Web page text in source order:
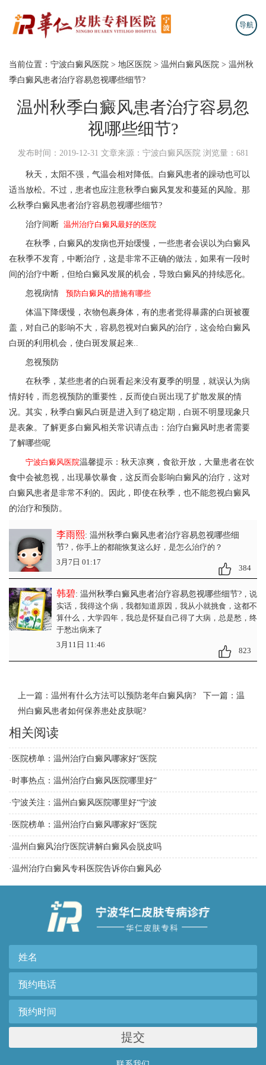
导航
当前位置： 宁波白癜风医院 > 地区医院 > 温州白癜风医院 > 温州秋
季白癜风患者治疗容易忽视哪些细节?
温州秋季白癜风患者治疗容易忽
视哪些细节?
发布时间：2019-12-31 文章来源：宁波白癜风医院 浏览量：681
秋天，太阳不强，气温会相对降低。白癜风患者的躁动也可以
适当放松。不过，患者也应注意秋季白癜风复发和蔓延的风险。那
么秋季白癜风患者治疗容易忽视哪些细节?
治疗间断 温州治疗白癜风最好的医院
在秋季，白癜风的发病也开始缓慢，一些患者会误以为白癜风
在秋季不发育，中断治疗，这是非常不正确的做法，如果有一段时
间的治疗中断，但给白癜风发展的机会，导致白癜风的持续恶化。
忽视病情 预防白癜风的措施有哪些
体温下降缓慢，衣物包裹身体，有的患者觉得暴露的白斑被覆
盖，对自己的影响不大，容易忽视对白癜风的治疗，这会给白癜风
白斑的利用机会，使白斑发展起来..
忽视预防
在秋季，某些患者的白斑看起来没有夏季的明显，就误认为病
情好转，而忽视预防的重要性，反而使白斑出现了扩散发展的情
况。其实，秋季白癜风白斑是进入到了稳定期，白斑不明显现象只
是表象。了解更多白癜风相关常识请点击：治疗白癜风时患者需要
了解哪些呢
宁波白癜风医院温馨提示：秋天凉爽，食欲开放，大量患者在饮
食中会被忽视，出现暴饮暴食，这反而会影响白癜风的治疗，这对
白癜风患者是非常不利的。因此，即使在秋季，也不能忽视白癜风
的治疗和预防。
李雨熙: 温州秋季白癜风患者治疗容易忽视哪些细
节?，你手上的都能恢复这么好，是怎么治疗的？
3月7日 01:17
384
韩碧: 温州秋季白癜风患者治疗容易忽视哪些细节?，说
实话，我得这个病，我都知道原因，我从小就挑食，这都不
算什么，大学四年，我总是怀疑自己得了大病，总是愁，终
于愁出病来了
3月11日 11:46
823
上一篇： 温州有什么方法可以预防老年白癜风病? 下一篇： 温
州白癜风患者如何保养患处皮肤呢?
相关阅读
· 医院榜单：温州治疗白癜风哪家好“医院
· 时事热点：温州治疗白癜风医院哪里好“
·宁波关注：温州白癜风医院哪里好“宁波
· 医院榜单：温州治疗白癜风哪家好“医院
·温州白癜风治疗医院讲解白癜风会脱皮吗
·温州治疗白癜风专科医院告诉你白癜风必
提交